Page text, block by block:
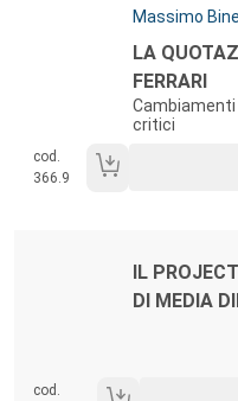
Autori:
Massimo
Titolo:
LA
FERRARI
critici
cod.
366.9
Autori:
Titolo:
IL
DI MEDIA
cod.